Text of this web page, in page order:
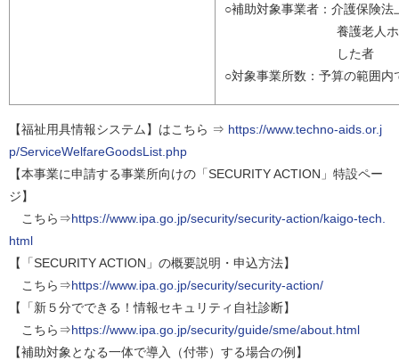
○補助対象事業者：介護保険
養護老人ホーム、軽
した者
○対象事業所数：予算の範囲
【福祉用具情報システム】はこちら ⇒ https://www.techno-aids.or.j
p/ServiceWelfareGoodsList.php
【本事業に申請する事業所向けの「SECURITY ACTION」特設ペー
ジ】
こちら⇒https://www.ipa.go.jp/security/security-action/kaigo-tech.
html
【「SECURITY ACTION」の概要説明・申込方法】
こちら⇒https://www.ipa.go.jp/security/security-action/
【「新５分でできる！情報セキュリティ自社診断】
こちら⇒https://www.ipa.go.jp/security/guide/sme/about.html
【補助対象となる一体で導入（付帯）する場合の例】